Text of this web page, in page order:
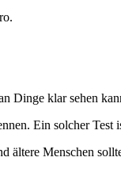
Dinge klar sehen
Ein solcher Test
ältere Menschen